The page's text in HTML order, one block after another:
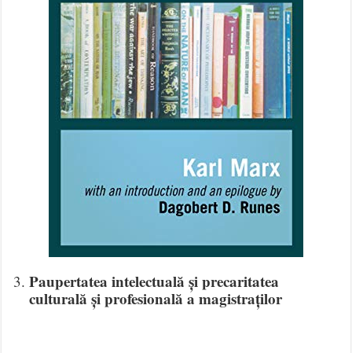
Paupertatea intelectuală și precaritatea
culturală și profesională a magistraților